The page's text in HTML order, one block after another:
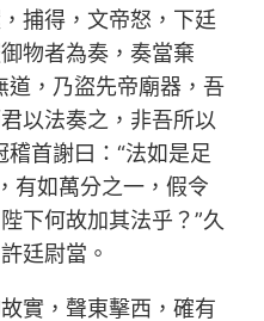
捕得，文帝怒，下廷
物者為奏，奏當棄
道，乃盜先帝廟器，吾
以法奏之，非吾所以
首謝曰：“法如是足
有如萬分之一，假令
下何故加其法乎？”久
廷尉當。
實，聲東擊西，確有